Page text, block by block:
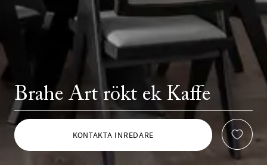
Brahe Art rökt ek Kaffe
KONTAKTA INREDARE